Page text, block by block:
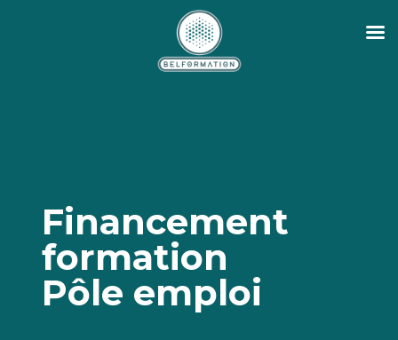
Financement
formation
Pôle emploi